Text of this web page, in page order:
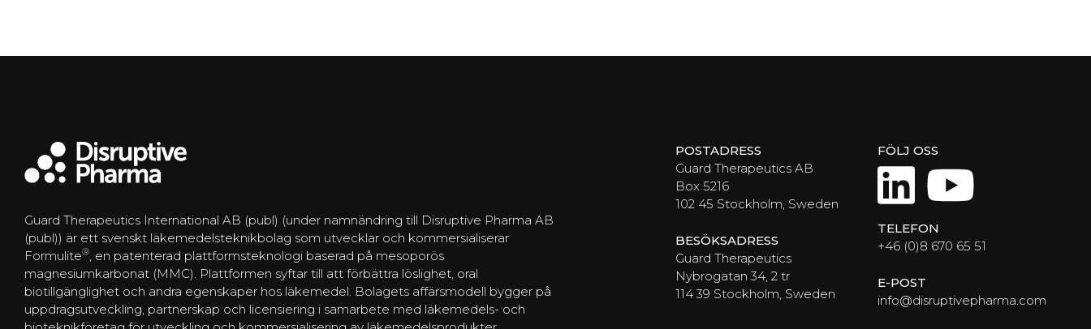
Guard Therapeutics International AB (publ) (under namnändring till Disruptive Pharma AB
(publ)) är ett svenskt läkemedelsteknikbolag som utvecklar och kommersialiserar
Formulite® , en patenterad plattformsteknologi baserad på mesoporös
magnesiumkarbonat (MMC). Plattformen syftar till att förbättra löslighet, oral
biotillgänglighet och andra egenskaper hos läkemedel. Bolagets affärsmodell bygger på
uppdragsutveckling, partnerskap och licensiering i samarbete med läkemedels- och
POSTADRESS
Guard Therapeutics AB
Box 5216
102 45 Stockholm, Sweden
BESÖKSADRESS
Guard Therapeutics
Nybrogatan 34, 2 tr
114 39 Stockholm, Sweden
FÖLJ OSS
LinkedIn
TELEFON
+46 (0)8 670 65 51
E-POST
info@disruptivepharma.com